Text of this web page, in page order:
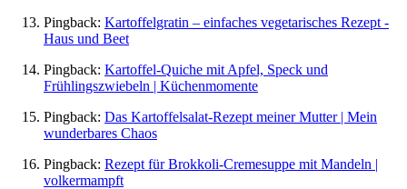
Pingback: Kartoffelgratin – einfaches vegetarisches Rezept -
Haus und Beet
Pingback: Kartoffel-Quiche mit Apfel, Speck und
Frühlingszwiebeln | Küchenmomente
Pingback: Das Kartoffelsalat-Rezept meiner Mutter | Mein
wunderbares Chaos
Pingback: Rezept für Brokkoli-Cremesuppe mit Mandeln |
volkermampft